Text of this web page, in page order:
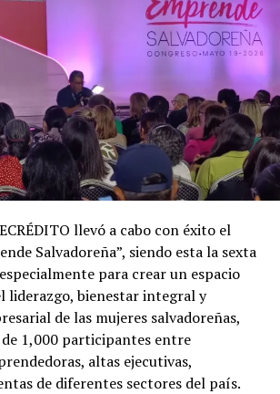
llevó a cabo con éxito el
Salvadoreña”, siendo esta la sexta
para crear un espacio
liderazgo, bienestar integral y
de las mujeres salvadoreñas,
de 1,000 participantes entre
altas ejecutivas,
de diferentes sectores del país.